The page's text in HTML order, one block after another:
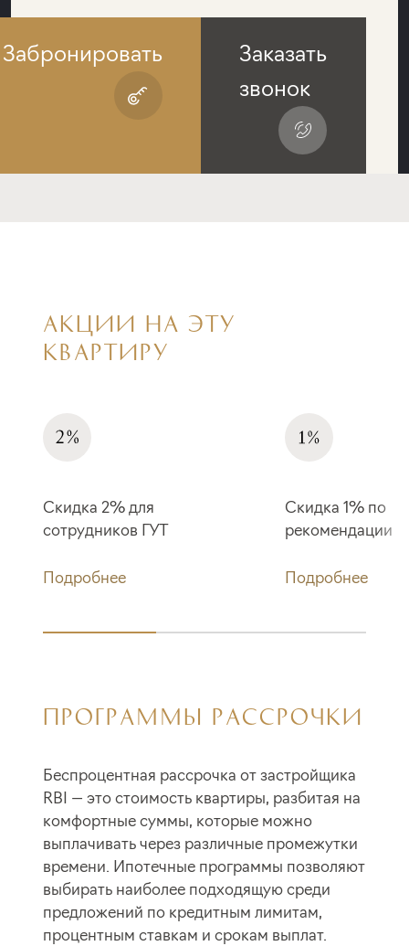
Забронировать
Заказать
звонок
АКЦИИ НА ЭТУ
КВАРТИРУ
Скидка 2% для
сотрудников ГУТ
Подробнее
Скидка 1% по
рекомендации
Подробнее
ПРОГРАММЫ РАССРОЧКИ
Беспроцентная рассрочка от застройщика
RBI — это стоимость квартиры, разбитая на
комфортные суммы, которые можно
выплачивать через различные промежутки
времени. Ипотечные программы позволяют
выбирать наиболее подходящую среди
предложений по кредитным лимитам,
процентным ставкам и срокам выплат.